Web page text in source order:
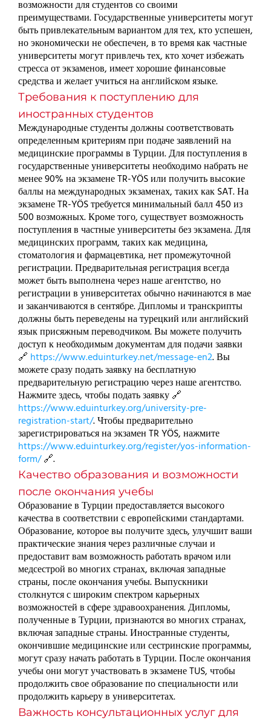
возможности для студентов со своими
преимуществами. Государственные университеты могут
быть привлекательным вариантом для тех, кто успешен,
но экономически не обеспечен, в то время как частные
университеты могут привлечь тех, кто хочет избежать
стресса от экзаменов, имеет хорошие финансовые
средства и желает учиться на английском языке.
Требования к поступлению для
иностранных студентов
Международные студенты должны соответствовать
определенным критериям при подаче заявлений на
медицинские программы в Турции. Для поступления в
государственные университеты необходимо набрать не
менее 90% на экзамене TR-YÖS или получить высокие
баллы на международных экзаменах, таких как SAT. На
экзамене TR-YÖS требуется минимальный балл 450 из
500 возможных. Кроме того, существует возможность
поступления в частные университеты без экзамена. Для
медицинских программ, таких как медицина,
стоматология и фармацевтика, нет промежуточной
регистрации. Предварительная регистрация всегда
может быть выполнена через наше агентство, но
регистрации в университетах обычно начинаются в мае
и заканчиваются в сентябре. Дипломы и транскрипты
должны быть переведены на турецкий или английский
язык присяжным переводчиком. Вы можете получить
доступ к необходимым документам для подачи заявки
🔗 https://www.eduinturkey.net/message-en2. Вы
можете сразу подать заявку на бесплатную
предварительную регистрацию через наше агентство.
Нажмите здесь, чтобы подать заявку 🔗
https://www.eduinturkey.org/university-pre-
registration-start/. Чтобы предварительно
зарегистрироваться на экзамен TR YÖS, нажмите
https://www.eduinturkey.org/register/yos-information-
form/🔗.
Качество образования и возможности
после окончания учебы
Образование в Турции предоставляется высокого
качества в соответствии с европейскими стандартами.
Образование, которое вы получите здесь, улучшит ваши
практические знания через различные случаи и
предоставит вам возможность работать врачом или
медсестрой во многих странах, включая западные
страны, после окончания учебы. Выпускники
столкнутся с широким спектром карьерных
возможностей в сфере здравоохранения. Дипломы,
полученные в Турции, признаются во многих странах,
включая западные страны. Иностранные студенты,
окончившие медицинские или сестринские программы,
могут сразу начать работать в Турции. После окончания
учебы они могут участвовать в экзамене TUS, чтобы
продолжить свое образование по специальности или
продолжить карьеру в университетах.
Важность консультационных услуг для